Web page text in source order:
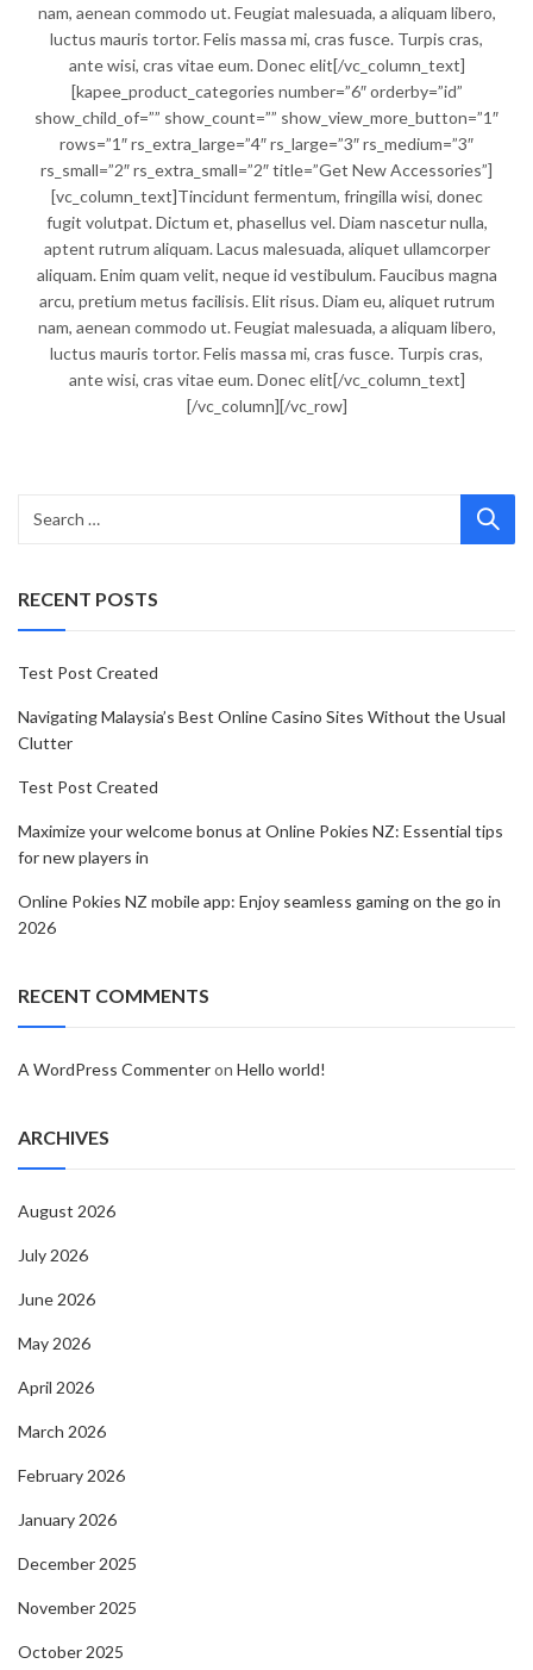
nam, aenean commodo ut. Feugiat malesuada, a aliquam libero,
luctus mauris tortor. Felis massa mi, cras fusce. Turpis cras,
ante wisi, cras vitae eum. Donec elit[/vc_column_text]
[kapee_product_categories number=”6″ orderby=”id”
show_child_of=”” show_count=”” show_view_more_button=”1″
rows=”1″ rs_extra_large=”4″ rs_large=”3″ rs_medium=”3″
rs_small=”2″ rs_extra_small=”2″ title=”Get New Accessories”]
[vc_column_text]Tincidunt fermentum, fringilla wisi, donec
fugit volutpat. Dictum et, phasellus vel. Diam nascetur nulla,
aptent rutrum aliquam. Lacus malesuada, aliquet ullamcorper
aliquam. Enim quam velit, neque id vestibulum. Faucibus magna
arcu, pretium metus facilisis. Elit risus. Diam eu, aliquet rutrum
nam, aenean commodo ut. Feugiat malesuada, a aliquam libero,
luctus mauris tortor. Felis massa mi, cras fusce. Turpis cras,
ante wisi, cras vitae eum. Donec elit[/vc_column_text]
[/vc_column][/vc_row]
RECENT POSTS
Test Post Created
Navigating Malaysia’s Best Online Casino Sites Without the Usual
Clutter
Test Post Created
Maximize your welcome bonus at Online Pokies NZ: Essential tips
for new players in
Online Pokies NZ mobile app: Enjoy seamless gaming on the go in
2026
RECENT COMMENTS
A WordPress Commenteron Hello world!
ARCHIVES
August 2026
July 2026
June 2026
May 2026
April 2026
March 2026
February 2026
January 2026
December 2025
November 2025
October 2025